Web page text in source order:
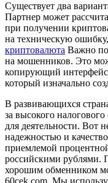
Существует два
Партнер может
при получении
на техническую
криптовалюта Важно
на мошенников. Это
копирующий
который изначально
В развивающихся
за высокого
для деятельности. Вот
надежностью и
приемлемой
российскими
хорошим обменником